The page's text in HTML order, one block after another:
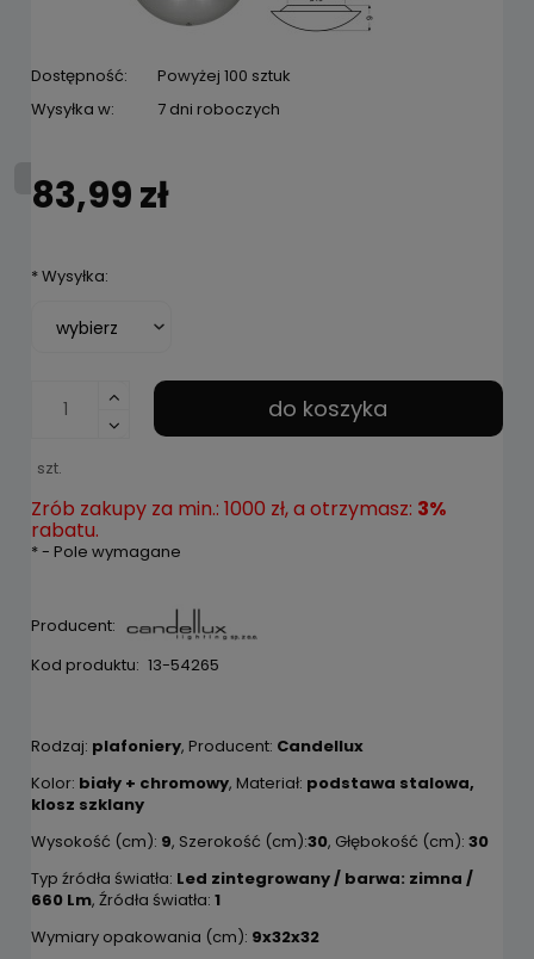
Dostępność:
Powyżej 100 sztuk
Wysyłka w:
7 dni roboczych
83,99 zł
*Wysyłka:
szt.
do koszyka
Zrób zakupy za min.: 1000 zł, a otrzymasz: 3%
rabatu.
*- Pole wymagane
Producent:
Kod produktu: 13-54265
Rodzaj: plafoniery, Producent: Candellux
Kolor: biały + chromowy, Materiał: podstawa stalowa,
klosz szklany
Wysokość (cm): 9, Szerokość (cm):30, Głębokość (cm): 30
Typ źródła światła: Led zintegrowany / barwa: zimna /
660 Lm, Źródła światła: 1
Wymiary opakowania (cm): 9x32x32